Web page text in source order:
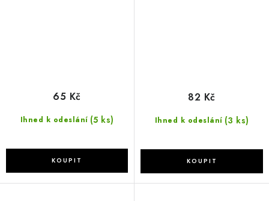
Ihned k odeslání (5 ks)
65 Kč
Ihned k odeslání (3 ks)
82 Kč